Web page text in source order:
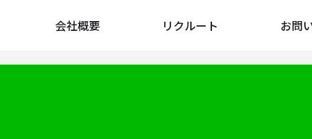
会社概要 リクルート お問